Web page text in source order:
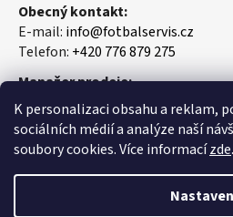
K personalizaci obsahu a reklam,
sociálních médií a analýze naší
soubory cookies. Více informacízde.
Obecný kontakt:
E-mail: info@fotbalservis.cz
Telefon: +420 776 879 275
Manažer prodeje:
Martin Vališ
Mobil:+420 606 657 244